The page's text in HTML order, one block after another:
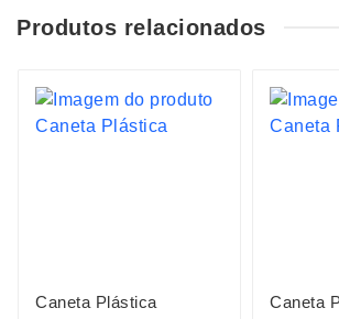
Produtos relacionados
Caneta Plástica Caneta